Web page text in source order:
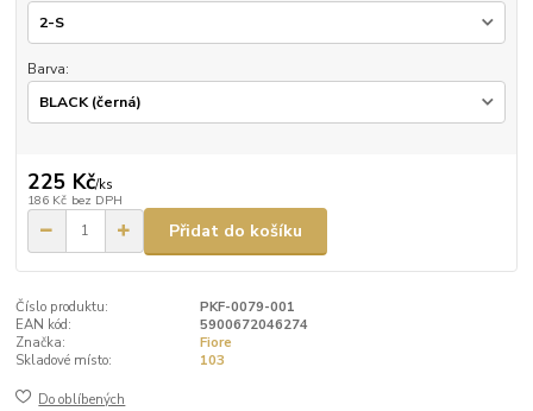
Barva:
225 Kč/ks
186 Kč bez DPH
Přidat do košíku
Číslo produktu:
PKF-0079-001
EAN kód:
5900672046274
Značka:
Fiore
Skladové místo:
103
Do oblíbených